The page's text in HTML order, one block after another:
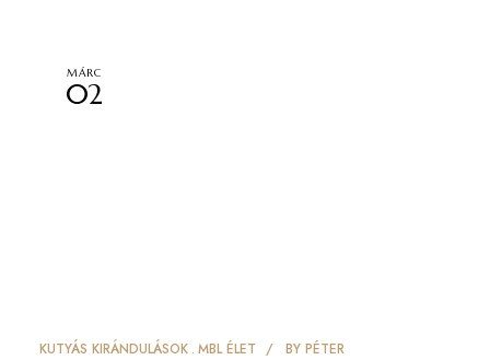
MÁRC
02
KUTYÁS KIRÁNDULÁSOK MBL ÉLET BY PÉTER